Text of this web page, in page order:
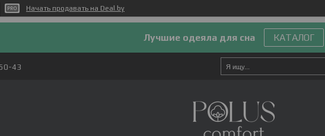
Начать продавать на Deal.by
Лучшие одеяла для сна КАТАЛОГ
43